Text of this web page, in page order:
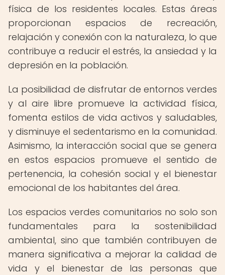
física de los residentes locales. Estas áreas
proporcionan espacios de recreación,
relajación y conexión con la naturaleza, lo que
contribuye a reducir el estrés, la ansiedad y la
depresión en la población.
La posibilidad de disfrutar de entornos verdes
y al aire libre promueve la actividad física,
fomenta estilos de vida activos y saludables,
y disminuye el sedentarismo en la comunidad.
Asimismo, la interacción social que se genera
en estos espacios promueve el sentido de
pertenencia, la cohesión social y el bienestar
emocional de los habitantes del área.
Los espacios verdes comunitarios no solo son
fundamentales para la sostenibilidad
ambiental, sino que también contribuyen de
manera significativa a mejorar la calidad de
vida y el bienestar de las personas que